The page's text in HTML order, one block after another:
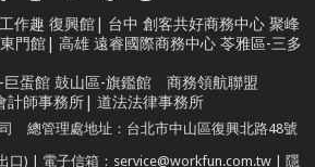
工作趣 復興館| 台中 創客共好商務中心聚峰
門館| 高雄 遠睿國際商務中心苓雅區-三多
巨蛋館 鼓山區-旗鑑館 商務領航聯盟
計師事務所| 道法法律事務所
總管理處地址：台北市中山區復興北路48號
口) | 電子信箱：service@workfun.com.tw | 隱